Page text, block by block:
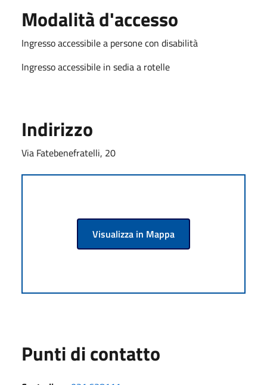
Modalità d'accesso
Ingresso accessibile a persone con disabilità
Ingresso accessibile in sedia a rotelle
Indirizzo
Via Fatebenefratelli, 20
Visualizza in Mappa
Punti di contatto